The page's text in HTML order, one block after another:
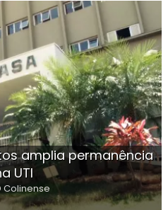
amplia permanência
UTI
Colinense